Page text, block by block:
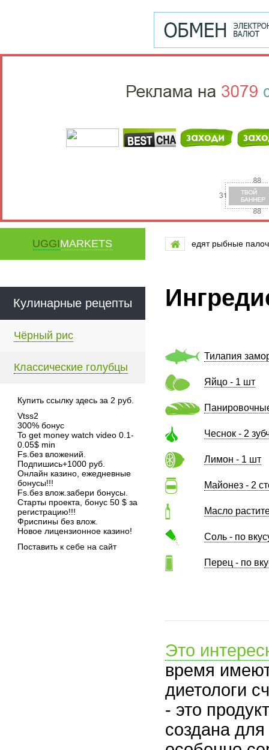
UGGIMARKETS едят рыбные
Кулинарные рецепты
Чёрный рис
Классические голубцы
Купить ссылку здесь за 2 руб.
Vtss2
300% бонус
To get money watch video 0.1-
0.05$ min
Fs.без вложений.
Подпишись+1000 руб.
Онлайн казино, ежедневные
бонусы!!!
Fs.без влож.забери бонусы.
Старты проекта, бонус 50 $ за
регистрацию!!!
Фриспины без влож.
Новое лицензионное казино!
Поставить к себе на сайт
Тилапия
Яйцо - 1 шт
Чеснок - 2
Лимон - 1 шт
Майонез - 2
Масло
Соль - по
Перец - по
Это
время
диетологи
- это
создана